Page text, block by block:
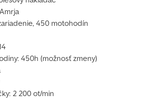
450 motohodín
450h (možnosť zmeny)
2 200 ot/min